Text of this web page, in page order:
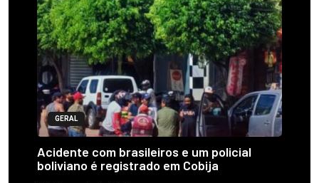
GERAL
Acidente com brasileiros e um policial
boliviano é registrado em Cobija